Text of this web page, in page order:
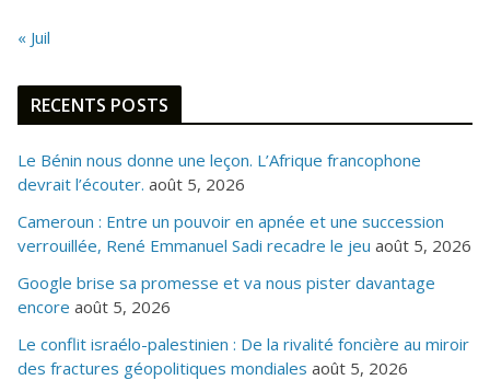
« Juil
RECENTS POSTS
Le Bénin nous donne une leçon. L’Afrique francophone
devrait l’écouter. août 5, 2026
Cameroun : Entre un pouvoir en apnée et une succession
verrouillée, René Emmanuel Sadi recadre le jeu août 5, 2026
Google brise sa promesse et va nous pister davantage
encore août 5, 2026
Le conflit israélo-palestinien : De la rivalité foncière au miroir
des fractures géopolitiques mondiales août 5, 2026